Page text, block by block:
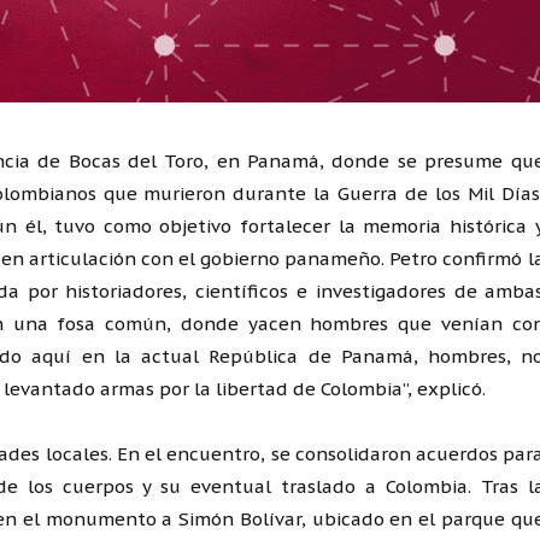
de Bocas del Toro, en Panamá, donde se presume
que murieron durante la Guerra de los Mil
él, tuvo como objetivo fortalecer la memoria histórica
articulación con el gobierno panameño. Petro confirmó
por historiadores, científicos e investigadores de
una fosa común, donde yacen hombres que venían
aquí en la actual República de Panamá, hombres,
armas por la libertad de Colombia”, explicó.
locales. En el encuentro, se consolidaron acuerdos
los cuerpos y su eventual traslado a Colombia. Tras
el monumento a Simón Bolívar, ubicado en el parque